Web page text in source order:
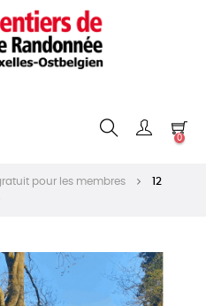
0
pour les membres
12